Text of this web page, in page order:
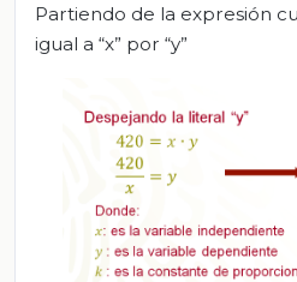
Partiendo de la expresión
igual a “x” por “y”